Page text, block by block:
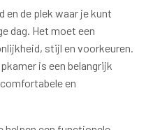
de plek waar je kunt
dag. Het moet een
stijl en voorkeuren.
is een belangrijk
en